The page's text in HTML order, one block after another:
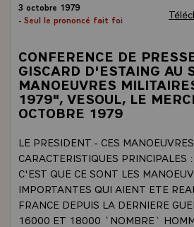
3 octobre 1979
- Seul le prononcé fait foi
CONFERENCE DE
GISCARD D'ESTAING AU
MANOEUVRES
1979", VESOUL, LE
OCTOBRE 1979
LE PRESIDENT.- CES
CARACTERISTIQUES PRINCIPALES
C'EST QUE CE SONT LES
IMPORTANTES QUI AIENT ETE
FRANCE DEPUIS LA DERNIERE
16000 ET 18000 `NOMBRE`